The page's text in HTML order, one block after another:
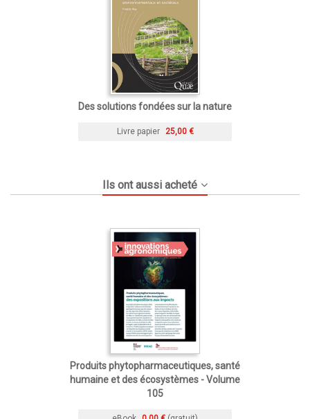
Des solutions fondées sur la nature
Livre papier 25,00 €
Ils ont aussi acheté
Produits phytopharmaceutiques, santé
humaine et des écosystèmes - Volume
105